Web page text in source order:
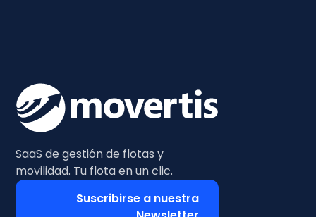
SaaS de gestión de flotas y
movilidad. Tu flota en un clic.
Suscribirse a nuestra